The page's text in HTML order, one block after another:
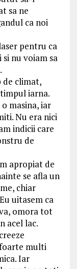
sa ne
ca noi
pentru ca
nu voiam sa
de climat,
iarna.
masina, iar
Nu era nici
indicii care
de
apropiat de
se afla un
chiar
uitasem ca
omora tot
acel lac.
multi
Iar